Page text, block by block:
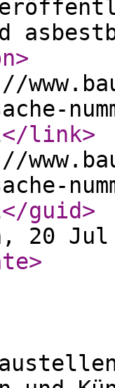
>
</link>
</guid>
20
>